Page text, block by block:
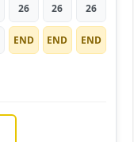
26 26 26
END END END